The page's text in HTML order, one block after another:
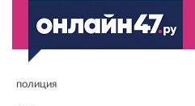
полиция